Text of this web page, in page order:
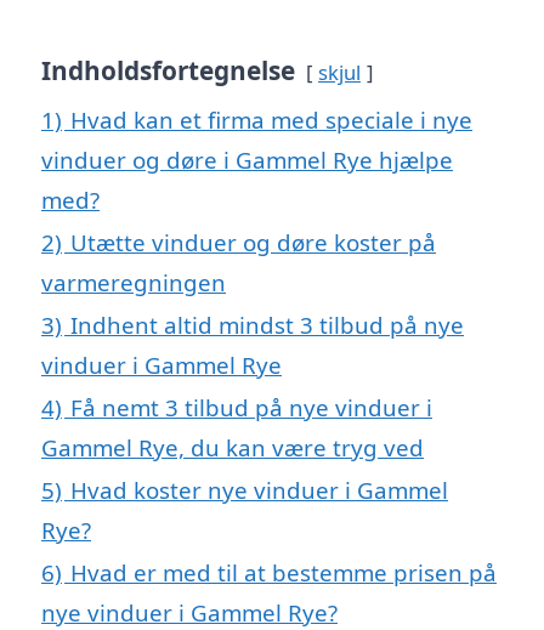
Indholdsfortegnelse skjul
1) Hvad kan et firma med speciale i nye
vinduer og døre i Gammel Rye hjælpe
med?
2) Utætte vinduer og døre koster på
varmeregningen
3) Indhent altid mindst 3 tilbud på nye
vinduer i Gammel Rye
4) Få nemt 3 tilbud på nye vinduer i
Gammel Rye, du kan være tryg ved
5) Hvad koster nye vinduer i Gammel
Rye?
6) Hvad er med til at bestemme prisen på
nye vinduer i Gammel Rye?